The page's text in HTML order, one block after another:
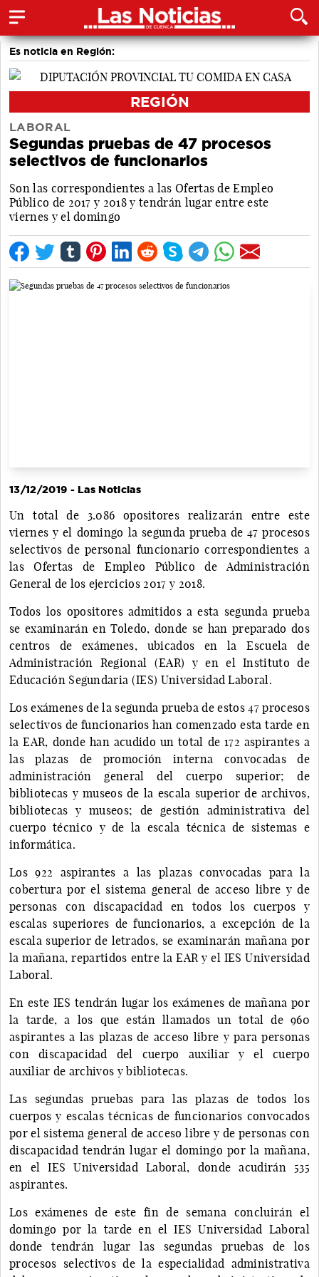
Es noticia en Región:
REGIÓN
LABORAL
Segundas pruebas de 47 procesos
selectivos de funcionarios
Son las correspondientes a las Ofertas de Empleo
Público de 2017 y 2018 y tendrán lugar entre este
viernes y el domingo
13/12/2019 - Las Noticias
Un total de 3.086 opositores realizarán entre este
viernes y el domingo la segunda prueba de 47 procesos
selectivos de personal funcionario correspondientes a
las Ofertas de Empleo Público de Administración
General de los ejercicios 2017 y 2018.
Todos los opositores admitidos a esta segunda prueba
se examinarán en Toledo, donde se han preparado dos
centros de exámenes, ubicados en la Escuela de
Administración Regional (EAR) y en el Instituto de
Educación Segundaria (IES) Universidad Laboral.
Los exámenes de la segunda prueba de estos 47 procesos
selectivos de funcionarios han comenzado esta tarde en
la EAR, donde han acudido un total de 172 aspirantes a
las plazas de promoción interna convocadas de
administración general del cuerpo superior; de
bibliotecas y museos de la escala superior de archivos,
bibliotecas y museos; de gestión administrativa del
cuerpo técnico y de la escala técnica de sistemas e
informática.
Los 922 aspirantes a las plazas convocadas para la
cobertura por el sistema general de acceso libre y de
personas con discapacidad en todos los cuerpos y
escalas superiores de funcionarios, a excepción de la
escala superior de letrados, se examinarán mañana por
la mañana, repartidos entre la EAR y el IES Universidad
Laboral.
En este IES tendrán lugar los exámenes de mañana por
la tarde, a los que están llamados un total de 960
aspirantes a las plazas de acceso libre y para personas
con discapacidad del cuerpo auxiliar y el cuerpo
auxiliar de archivos y bibliotecas.
Las segundas pruebas para las plazas de todos los
cuerpos y escalas técnicas de funcionarios convocados
por el sistema general de acceso libre y de personas con
discapacidad tendrán lugar el domingo por la mañana,
en el IES Universidad Laboral, donde acudirán 535
aspirantes.
Los exámenes de este fin de semana concluirán el
domingo por la tarde en el IES Universidad Laboral
donde tendrán lugar las segundas pruebas de los
procesos selectivos de la especialidad administrativa